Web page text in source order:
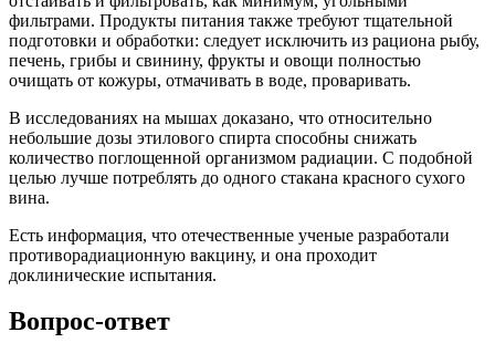
фильтрами. Продукты питания также требуют тщательной
подготовки и обработки: следует исключить из рациона рыбу,
печень, грибы и свинину, фрукты и овощи полностью
очищать от кожуры, отмачивать в воде, проваривать.
В исследованиях на мышах доказано, что относительно
небольшие дозы этилового спирта способны снижать
количество поглощенной организмом радиации. С подобной
целью лучше потреблять до одного стакана красного сухого
вина.
Есть информация, что отечественные ученые разработали
противорадиационную вакцину, и она проходит
доклинические испытания.
Вопрос-ответ